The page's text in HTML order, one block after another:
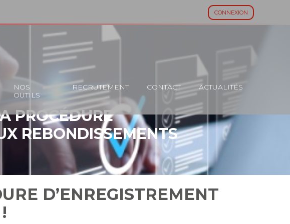
CONNEXION
NOS
OUTILS
RECRUTEMENT CONTACT ACTUALITÉS
PROCÉDURE
REBONDISSEMENTS
D’ENREGISTREMENT